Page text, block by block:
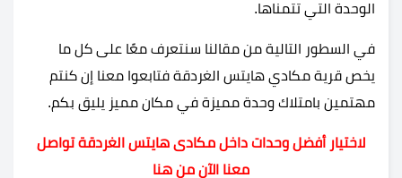
الوحدة التي تتمناها.
في السطور التالية من مقالنا سنتعرف معًا على كل ما
يخص قرية مكادي هايتس الغردقة فتابعوا معنا إن كنتم
مهتمين بامتلاك وحدة مميزة في مكان مميز يليق بكم.
لاختيار أفضل وحدات داخل مكادى هايتس الغردقة تواصل
معنا الآن من هنا